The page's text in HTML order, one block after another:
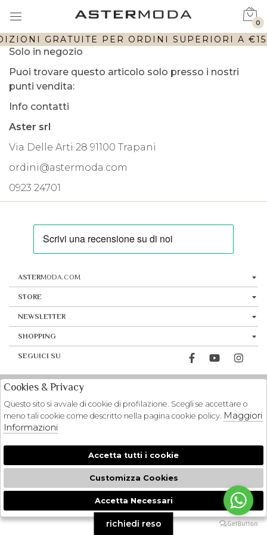
GRATUITE PER ORDINI SUPERIORI A
0
Solo in negozio
Puoi trovare questo articolo solo presso i nostri
punti vendita:
Info contatti
Aster srl
Via Delle Arti 28 91100 Trapani
ordini@astermoda.com
0923 24701
ASTERMODA.COM
STORE
NEWSLETTER
SHOPPING
SEGUICI SU
🍪
richiedi reso
Cookies & Privacy
Questo sito si avvale di cookie di profilazione. Scegli se accettare o
meno tali cookie come descritto nella pagina cookie policy. Maggiori
Informazioni
Accetta tutti i cookie
Customizza Cookies
Accetta Necessari